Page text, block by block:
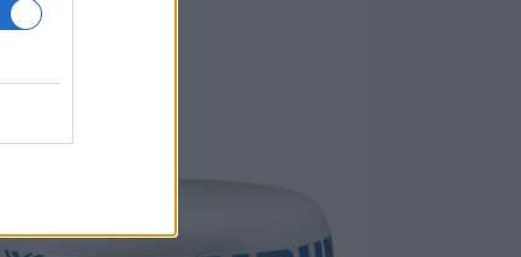
verdt å følge ...